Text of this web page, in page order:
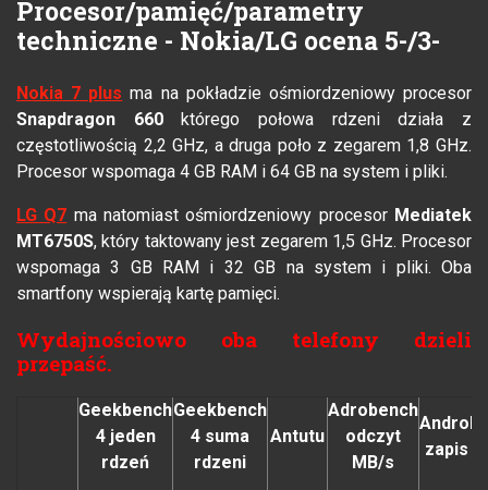
Procesor/pamięć/parametry
techniczne - Nokia/LG ocena 5-/3-
Nokia 7 plus ma na pokładzie ośmiordzeniowy procesor
Snapdragon 660którego połowa rdzeni działa z
częstotliwością 2,2 GHz, a druga poło z zegarem 1,8 GHz.
Procesor wspomaga 4 GB RAM i 64 GB na system i pliki.
LG Q7 ma natomiastośmiordzeniowy procesor Mediatek
MT6750S, który taktowany jest zegarem 1,5 GHz. Procesor
wspomaga 3 GB RAM i 32 GB na system i pliki. Oba
smartfony wspierają kartę pamięci.
Wydajnościowo oba telefony dzieli
przepaść.
Geekbench
4 jeden
rdzeń
Geekbench
4 suma
rdzeni
Antutu
Adrobench
odczyt
MB/s
zapis